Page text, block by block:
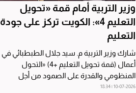
وزير التربية أمام قمة «تحويل
التعليم 4»: الكويت تركز على جودة
التعليم
شارك وزير التربية م. سيد جلال الطبطبائي في
أعمال (قمة تحويل التعليم +4) «التحول
المنظومي والقدرة على الصمود من أجل
الهدف 4 من أهداف التنمية...
10-07-2026 | 18:34